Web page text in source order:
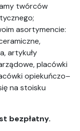
twórców
asortymencie:
artykuły
placówki
opiekuńczo–
na stoisku
bezpłatny.